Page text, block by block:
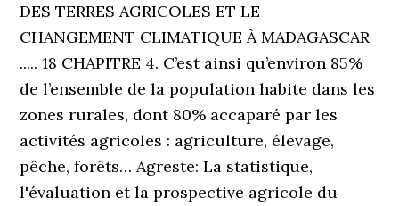
DES TERRES AGRICOLES ET LE
CHANGEMENT CLIMATIQUE À MADAGASCAR
..... 18 CHAPITRE 4. C’est ainsi qu’environ 85%
de l’ensemble de la population habite dans les
zones rurales, dont 80% accaparé par les
activités agricoles : agriculture, élevage,
pêche, forêts… Agreste: La statistique,
l'évaluation et la prospective agricole du